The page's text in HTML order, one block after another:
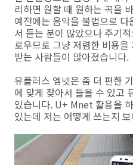
리하면 원할 때 원하는 곡을
예전에는 음악을 불법으로
서 듣는 분이 많았으나 주기
로우므로 그냥 저렴한 비용
받는 사람들이 많아졌습니다.
유플러스 엠넷은 좀 더 편한
에 맞게 찾아서 들을 수 있고
있습니다. U+ Mnet 활용을
있는데 저는 어떻게 쓰는지